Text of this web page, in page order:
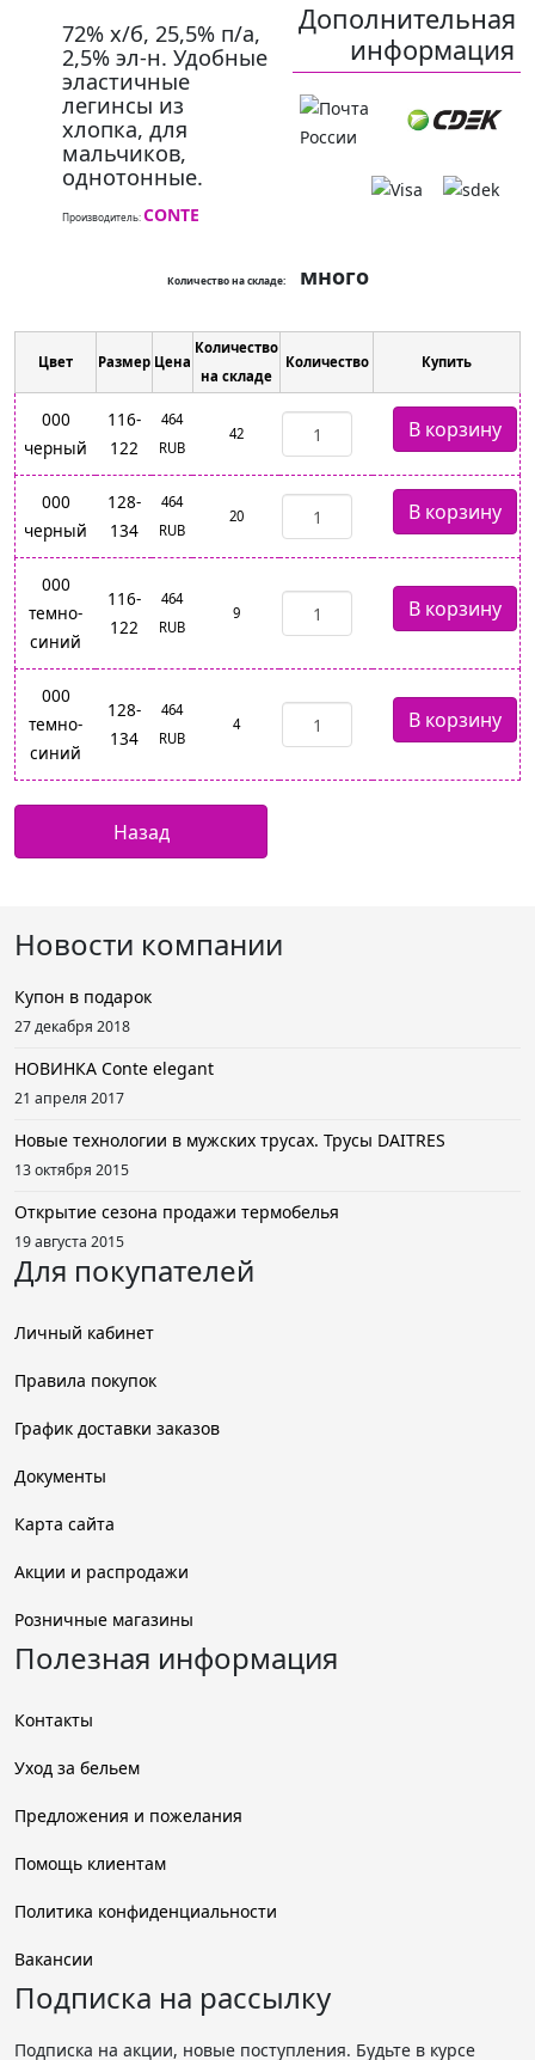
Дополнительная
информация
72% х/б, 25,5% п/а,
2,5% эл-н. Удобные
эластичные
легинсы из
хлопка, для
мальчиков,
однотонные.
Производитель:CONTE
Количество на складе: много
Цвет Размер Цена
Количество
на складе
Количество Купить
000
черный
116-
122
464
RUB
42
000
черный
128-
134
464
RUB
20
000
темно-
синий
116-
122
464
RUB
9
000
темно-
синий
128-
134
464
RUB
4
Новости компании
Купон в подарок
27 декабря 2018
НОВИНКА Conte elegant
21 апреля 2017
Новые технологии в мужских трусах. Трусы DAITRES
13 октября 2015
Открытие сезона продажи термобелья
19 августа 2015
Для покупателей
Личный кабинет
Правила покупок
График доставки заказов
Документы
Карта сайта
Акции и распродажи
Розничные магазины
Полезная информация
Контакты
Уход за бельем
Предложения и пожелания
Помощь клиентам
Политика конфиденциальности
Вакансии
Подписка на рассылку
Подписка на акции, новые поступления. Будьте в курсе